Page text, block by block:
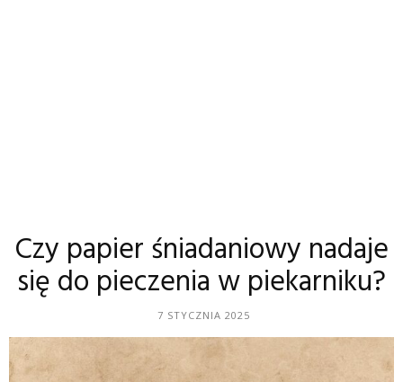
Czy papier śniadaniowy nadaje
się do pieczenia w piekarniku?
7 STYCZNIA 2025